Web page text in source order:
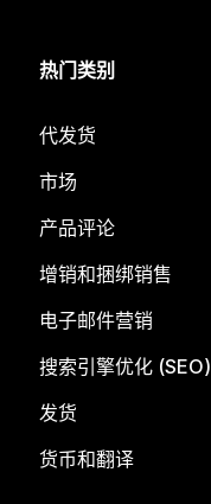
热门类别
代发货
市场
产品评论
增销和捆绑销售
电子邮件营销
搜索引擎优化 (SEO)
发货
货币和翻译